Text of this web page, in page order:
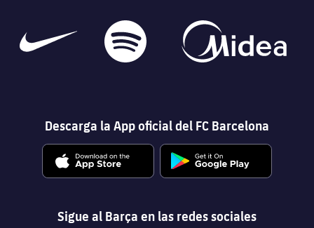
Descarga la App oficial del FC Barcelona
Sigue al Barça en las redes sociales